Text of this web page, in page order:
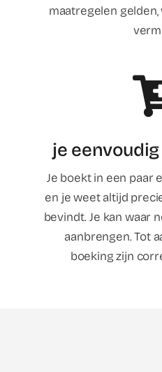
maatregelen
je
Je boekt in een paar
en je weet altijd
bevindt. Je kan waar
aanbrengen. Tot
boeking zijn